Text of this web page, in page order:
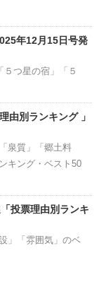
年12月15日号発
つ星の宿」「５
由別ランキング 」
泉質」「郷土料
キング・ベスト50
投票理由別ランキ
」「雰囲気」のベ